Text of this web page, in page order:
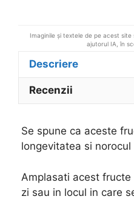
Imaginile și textele de pe acest
ajutorul IA, în
Descriere
Recenzii
Se spune ca aceste
longevitatea si norocul
Amplasati acest
zi sau in locul in care